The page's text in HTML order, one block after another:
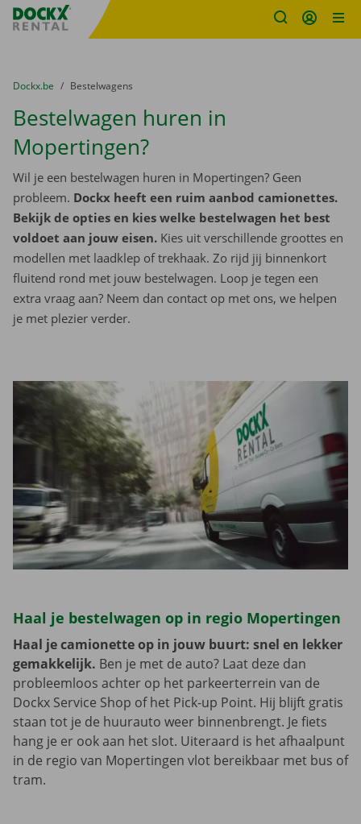
Fratello DEMO
U bevindt zich hier:
van
Dockx.be naar
Bestelwagens
Bestelwagen huren in
Mopertingen?
Wil je een bestelwagen huren in Mopertingen? Geen
probleem. Dockx heeft een ruim aanbod camionettes.
Bekijk de opties en kies welke bestelwagen het best
voldoet aan jouw eisen. Kies uit verschillende groottes en
modellen met laadklep of trekhaak. Zo rijd jij binnenkort
fluitend rond met jouw bestelwagen. Loop je tegen een
extra vraag aan? Neem dan contact op met ons, we helpen
je met plezier verder.
Haal je bestelwagen op in regio Mopertingen
Haal je camionette op in jouw buurt: snel en lekker
gemakkelijk. Ben je met de auto? Laat deze dan
probleemloos achter op het parkeerterrein van de
Dockx Service Shop of het Pick-up Point. Hij blijft gratis
staan tot je de huurauto weer binnenbrengt. Je fiets
hang je er ook aan het slot. Uiteraard is het afhaalpunt
in de regio van Mopertingen vlot bereikbaar met bus of
tram.